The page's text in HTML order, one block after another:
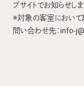
ブサイトでお知らせしま
※対象の客室において
問い合わせ先：info-